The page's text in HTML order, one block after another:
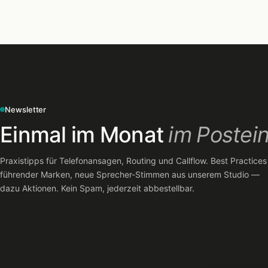
Newsletter
Einmal im Monatim
Praxistipps für Telefonansagen, Routing und Callflow. Best Practices
führender Marken, neue Sprecher-Stimmen aus unserem Studio —
dazu Aktionen. Kein Spam, jederzeit abbestellbar.